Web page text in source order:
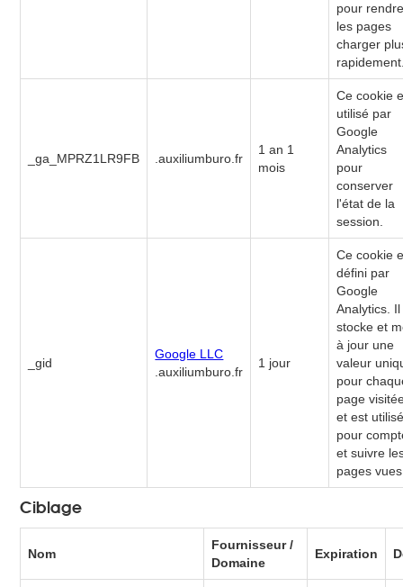
pour
les pages
charger
_ga_MPRZ1LR9FB .auxiliumburo.fr
1 an 1
mois
Ce cookie
utilisé par
Google
Analytics
pour
conserver
l'état de la
session.
_gid
Google LLC
.auxiliumburo.fr
1 jour
Ce cookie
défini par
Google
Analytics. Il
stocke et
à jour une
valeur
pour
page
et est
pour
et suivre
pages
Ciblage
Nom
Fournisseur /
Domaine
Expiration